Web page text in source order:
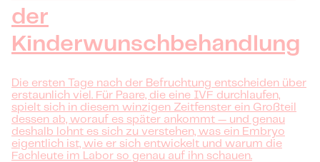
der
Kinderwunschbehandlung
Die ersten Tage nach der Befruchtung entscheiden über
erstaunlich viel. Für Paare, die eine IVF durchlaufen,
spielt sich in diesem winzigen Zeitfenster ein Großteil
dessen ab, worauf es später ankommt — und genau
deshalb lohnt es sich zu verstehen, was ein Embryo
eigentlich ist, wie er sich entwickelt und warum die
Fachleute im Labor so genau auf ihn schauen.